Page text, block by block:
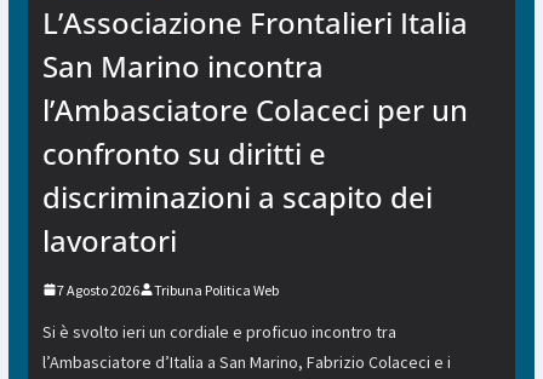
L’Associazione Frontalieri Italia
San Marino incontra
l’Ambasciatore Colaceci per un
confronto su diritti e
discriminazioni a scapito dei
lavoratori
7 Agosto 2026 Tribuna Politica Web
Si è svolto ieri un cordiale e proficuo incontro tra
l’Ambasciatore d’Italia a San Marino, Fabrizio Colaceci e i